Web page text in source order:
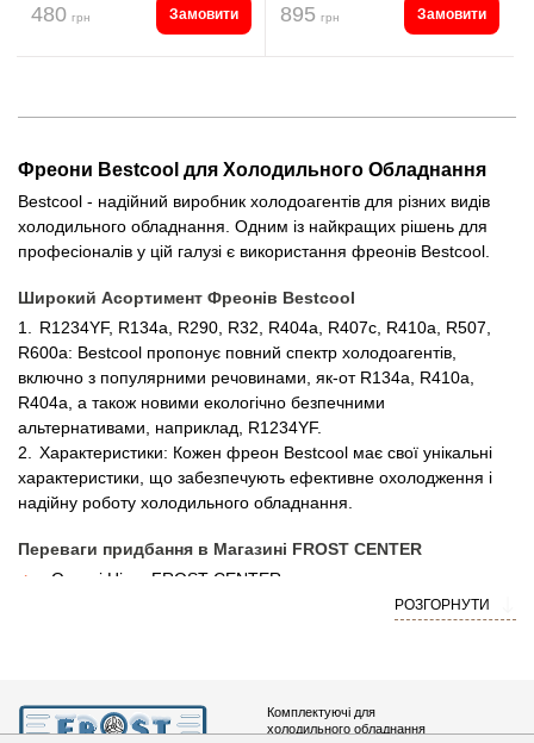
480 грн Замовити 895 грн Замовити
Фреони Bestcool для Холодильного Обладнання
Bestcool - надійний виробник холодоагентів для різних видів
холодильного обладнання. Одним із найкращих рішень для
професіоналів у цій галузі є використання фреонів Bestcool.
Широкий Асортимент Фреонів Bestcool
R1234YF, R134a, R290, R32, R404a, R407c, R410a, R507,
R600a: Bestcool пропонує повний спектр холодоагентів,
включно з популярними речовинами, як-от R134a, R410a,
R404a, а також новими екологічно безпечними
альтернативами, наприклад, R1234YF.
Характеристики: Кожен фреон Bestcool має свої унікальні
характеристики, що забезпечують ефективне охолодження і
надійну роботу холодильного обладнання.
Переваги придбання в Магазині FROST CENTER
Оптові Ціни: FROST CENTER пропонує
конкурентоспроможні ціни на всі холодоагенти Bestcool, а
флаконів до балончиків та пляшок, що дає змогу обрати
найзручніший варіант для вашого обладнання.
РОЗГОРНУТИ
Комплектуючі для
холодильного обладнання